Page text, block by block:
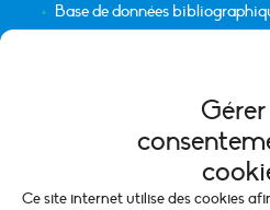
Ce site internet utilise des cookies
Base de données
Mentions légales
Politique de cookies (UE)